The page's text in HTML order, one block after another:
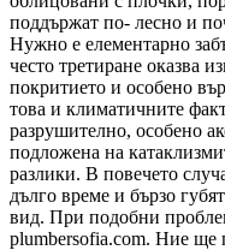
поддържат по- лесно и
Нужно е елементарно
често третиране оказва
покритието и особено
това и климатичните
разрушително, особено
подложена на
разлики. В повечето
дълго време и бързо
вид. При подобни
plumbersofia.com. Ние ще